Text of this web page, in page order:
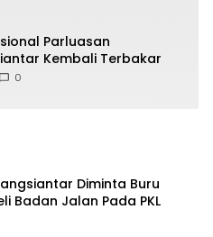
Parluasan
Kembali Terbakar
0
Diminta Buru
Badan Jalan Pada PKL